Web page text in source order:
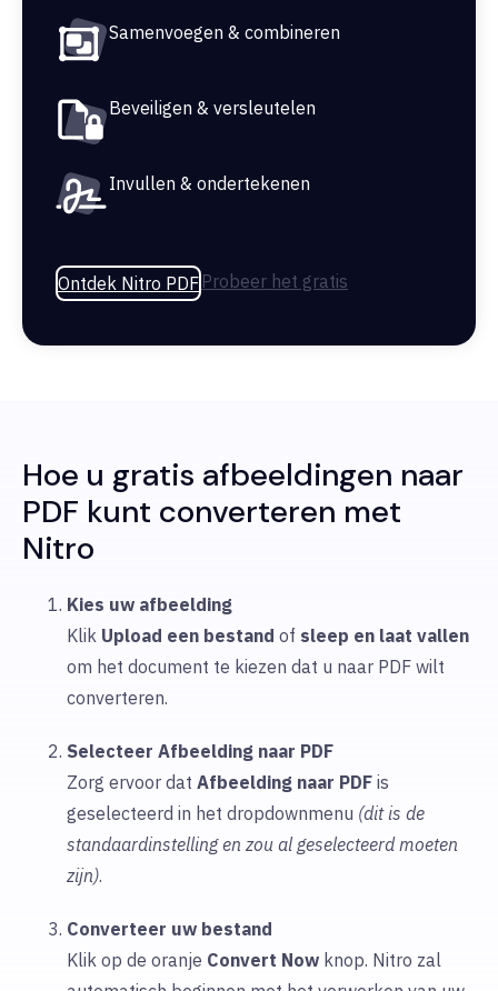
Samenvoegen & combineren
Beveiligen & versleutelen
Invullen & ondertekenen
Ontdek Nitro PDF Probeer het gratis
Hoe u gratis afbeeldingen naar
PDF kunt converteren met
Nitro
Kies uw afbeelding
Klik Upload een bestand of sleep en laat vallen
om het document te kiezen dat u naar PDF wilt
converteren.
Selecteer Afbeelding naar PDF
Zorg ervoor dat Afbeelding naar PDF is
geselecteerd in het dropdownmenu (dit is de
standaardinstelling en zou al geselecteerd moeten
zijn).
Converteer uw bestand
Klik op de oranje Convert Now knop. Nitro zal